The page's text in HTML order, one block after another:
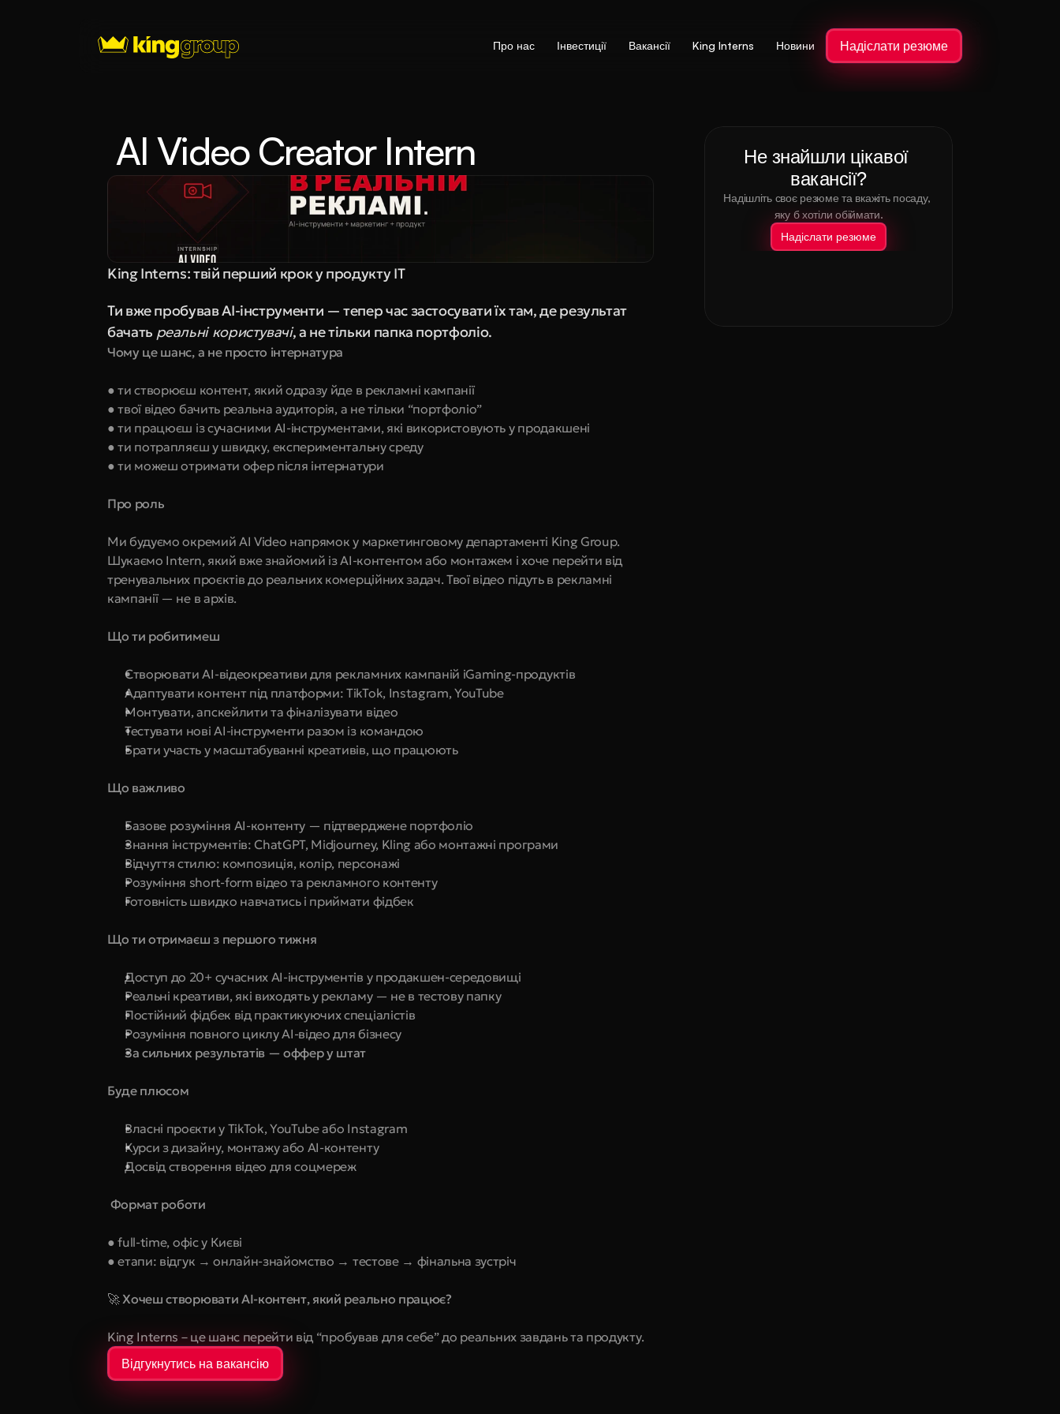
Про нас Інвестиції Вакансії King Interns Новини Надіслати резюме
AI Video Creator Intern
King Interns: твій перший крок у продукту IT
Ти вже пробував AI-інструменти — тепер час застосувати їх там, де результат
бачать реальні користувачі, а не тільки папка портфоліо.
Чому це шанс, а не просто інтернатура
● ти створюєш контент, який одразу йде в рекламні кампанії
● твої відео бачить реальна аудиторія, а не тільки “портфоліо”
● ти працюєш із сучасними AI-інструментами, які використовують у продакшені
● ти потрапляєш у швидку, експериментальну среду
● ти можеш отримати офер після інтернатури
Про роль
Ми будуємо окремий AI Video напрямок у маркетинговому департаменті King Group.
Шукаємо Intern, який вже знайомий із AI-контентом або монтажем і хоче перейти від
тренувальних проєктів до реальних комерційних задач. Твої відео підуть в рекламні
кампанії — не в архів.
Що ти робитимеш
Створювати AI-відеокреативи для рекламних кампаній iGaming-продуктів
Адаптувати контент під платформи: TikTok, Instagram, YouTube
Монтувати, апскейлити та фіналізувати відео
Тестувати нові AI-інструменти разом із командою
Брати участь у масштабуванні креативів, що працюють
Що важливо
Базове розуміння AI-контенту — підтверджене портфоліо
Знання інструментів: ChatGPT, Midjourney, Kling або монтажні програми
Відчуття стилю: композиція, колір, персонажі
Розуміння short-form відео та рекламного контенту
Готовність швидко навчатись і приймати фідбек
Що ти отримаєш з першого тижня
Доступ до 20+ сучасних AI-інструментів у продакшен-середовищі
Реальні креативи, які виходять у рекламу — не в тестову папку
Постійний фідбек від практикуючих спеціалістів
Розуміння повного циклу AI-відео для бізнесу
За сильних результатів — оффер у штат
Буде плюсом
Власні проєкти у TikTok, YouTube або Instagram
Курси з дизайну, монтажу або AI-контенту
Досвід створення відео для соцмереж
Формат роботи
● full-time, офіс у Києві
● етапи: відгук → онлайн-знайомство → тестове → фінальна зустріч
🚀 Хочеш створювати AI-контент, який реально працює?
King Interns – це шанс перейти від “пробував для себе” до реальних завдань та продукту.
Відгукнутись на вакансію
Не знайшли цікавої
вакансії?
Надішліть своє резюме та вкажіть посаду,
яку б хотіли обіймати.
Надіслати резюме